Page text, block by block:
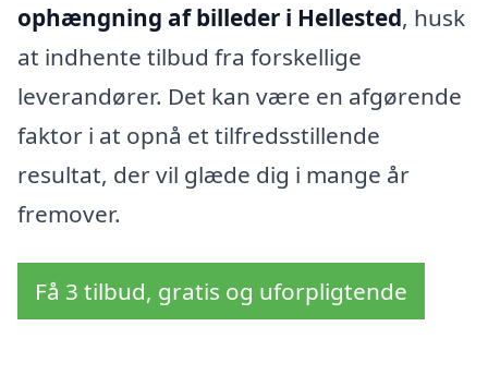
ophængning af billeder i Hellested, husk
at indhente tilbud fra forskellige
leverandører. Det kan være en afgørende
faktor i at opnå et tilfredsstillende
resultat, der vil glæde dig i mange år
fremover.
Få 3 tilbud, gratis og uforpligtende